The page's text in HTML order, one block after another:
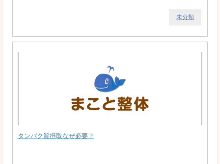
未分類
タンパク質摂取なぜ必要？